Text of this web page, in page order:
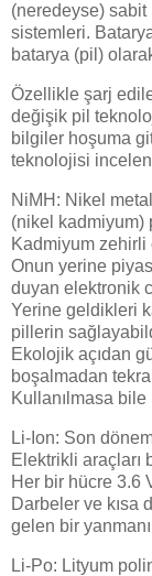
(neredeyse)
sistemleri.
batarya (pil)
Özellikle şarj
değişik pil
bilgiler hoşuma
teknolojisi
NiMH: Nikel
(nikel kadmiyum)
Kadmiyum zehirli
Onun yerine
duyan elektronik
Yerine geldikleri
pillerin
Ekolojik açıdan
boşalmadan
Kullanılmasa
Li-Ion: Son
Elektrikli araçları
Her bir hücre 3.6
Darbeler ve kısa
gelen bir
Li-Po: Lityum